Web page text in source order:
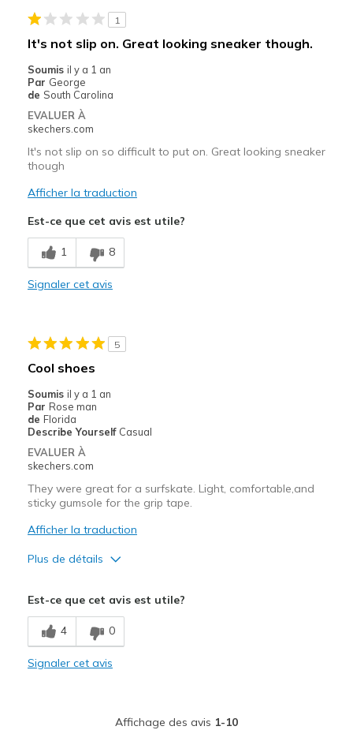
Business casual
Casual Wear
Going Out
Sizing
Feels true to size
1
It's not slip on. Great looking sneaker though.
Soumis il y a 1 an
Par George
de South Carolina
EVALUER À
skechers.com
It's not slip on so difficult to put on. Great looking sneaker
though
Afficher la traduction
Est-ce que cet avis est utile?
1 8
Signaler cet avis
5
Cool shoes
Soumis il y a 1 an
Par Rose man
de Florida
Describe Yourself Casual
EVALUER À
skechers.com
They were great for a surfskate. Light, comfortable,and
sticky gumsole for the grip tape.
Afficher la traduction
Plus de détails
Breathe Well
Comfortable
Est-ce que cet avis est utile?
4 0
Signaler cet avis
Affichage des avis 1-10